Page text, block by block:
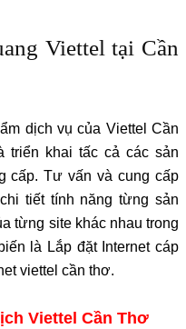
Viettel tại Cần
dịch vụ của Viettel Cần
triển khai tấc cả các sản
cấp. Tư vấn và cung cấp
tiết tính năng từng sản
từng site khác nhau trong
là Lắp đặt Internet cáp
viettel cần thơ.
Viettel Cần Thơ